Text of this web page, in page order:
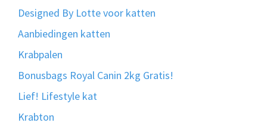
Designed By Lotte voor katten
Aanbiedingen katten
Krabpalen
Bonusbags Royal Canin 2kg Gratis!
Lief! Lifestyle kat
Krabton